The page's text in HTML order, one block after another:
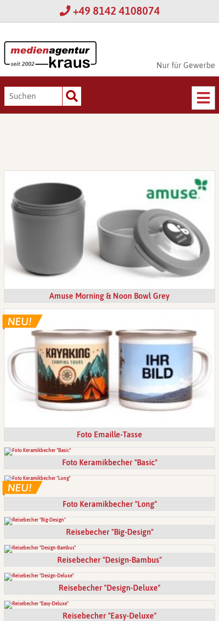
+49 8142 4108074
Nur für Gewerbe
Amuse Morning & Noon Bowl Grey
Foto Emaille-Tasse
Foto Keramikbecher "Basic"
Foto Keramikbecher "Long"
Reisebecher "Big-Design"
Reisebecher "Design-Bambus"
Reisebecher "Design-Deluxe"
Reisebecher "Easy-Deluxe"